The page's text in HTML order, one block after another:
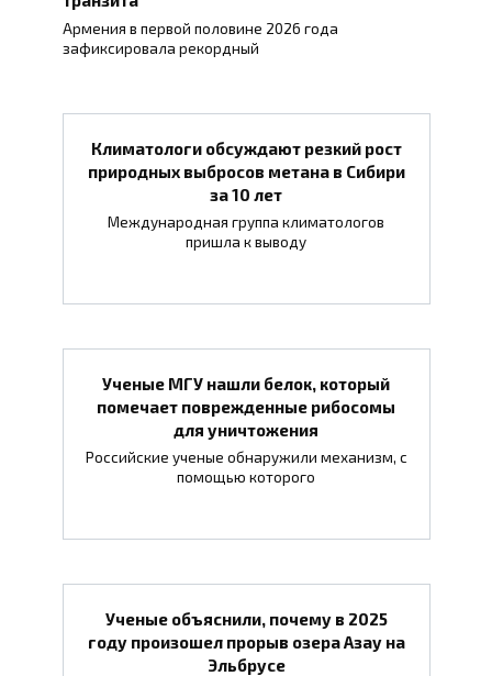
Армения в первой половине 2026 года
зафиксировала рекордный
Климатологи обсуждают резкий рост
природных выбросов метана в Сибири
за 10 лет
Международная группа климатологов
пришла к выводу
Ученые МГУ нашли белок, который
помечает поврежденные рибосомы
для уничтожения
Российские ученые обнаружили механизм, с
помощью которого
Ученые объяснили, почему в 2025
году произошел прорыв озера Азау на
Эльбрусе